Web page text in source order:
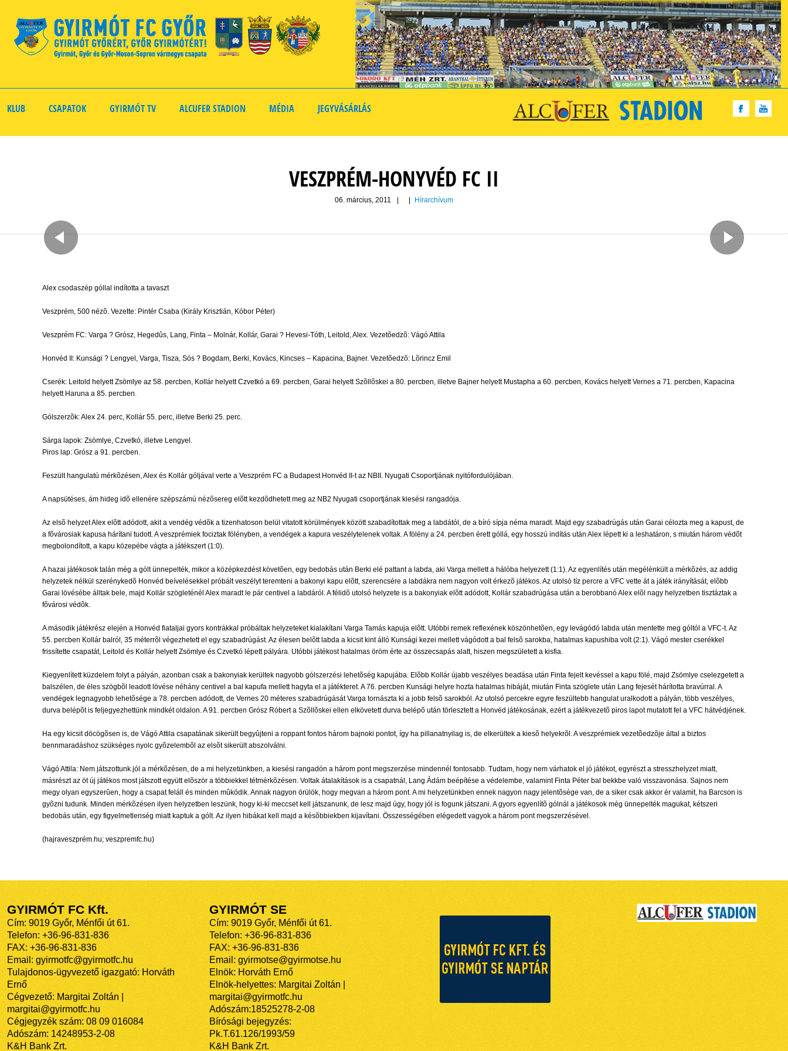
KLUB CSAPATOK GYIRMÓT TV ALCUFER STADION MÉDIA JEGYVÁSÁRLÁS
VESZPRÉM-HONYVÉD FC II
06. március, 2011 Hírarchívum
Alex csodaszép góllal indította a tavaszt
Veszprém, 500 nézõ. Vezette: Pintér Csaba (Király Krisztián, Kóbor Péter)
Veszprém FC: Varga ? Grósz, Hegedûs, Lang, Finta – Molnár, Kollár, Garai ? Hevesi-Tóth, Leitold, Alex. Vezetõedzõ: Vágó Attila
Honvéd II: Kunsági ? Lengyel, Varga, Tisza, Sós ? Bogdam, Berki, Kovács, Kincses – Kapacina, Bajner. Vezetõedzõ: Lõrincz Emil
Cserék: Leitold helyett Zsömlye az 58. percben, Kollár helyett Czvetkó a 69. percben, Garai helyett Szõllõskei a 80. percben, illetve Bajner helyett Mustapha a 60. percben, Kovács helyett Vernes a 71. percben, Kapacina
helyett Haruna a 85. percben.
Gólszerzõk: Alex 24. perc, Kollár 55. perc, illetve Berki 25. perc.
Sárga lapok: Zsömlye, Czvetkó, illetve Lengyel.
Piros lap: Grósz a 91. percben.
Feszült hangulatú mérkõzésen, Alex és Kollár góljával verte a Veszprém FC a Budapest Honvéd II-t az NBII. Nyugati Csoportjának nyitófordulójában.
A napsütéses, ám hideg idõ ellenére szépszámú nézõsereg elõtt kezdõdhetett meg az NB2 Nyugati csoportjának kiesési rangadója.
Az elsõ helyzet Alex elõtt adódott, akit a vendég védõk a tizenhatoson belül vitatott körülmények között szabadítottak meg a labdától, de a bíró sípja néma maradt. Majd egy szabadrúgás után Garai célozta meg a kapust, de
a fõvárosiak kapusa hárítani tudott. A veszprémiek fociztak fölényben, a vendégek a kapura veszélytelenek voltak. A fölény a 24. percben érett góllá, egy hosszú indítás után Alex lépett ki a leshatáron, s miután három védõt
megbolondított, a kapu közepébe vágta a játékszert (1:0).
A hazai játékosok talán még a gólt ünnepelték, mikor a középkezdést követõen, egy bedobás után Berki elé pattant a labda, aki Varga mellett a hálóba helyezett (1:1). Az egyenlítés után megélénkült a mérkõzés, az addig
helyzetek nélkül szerénykedõ Honvéd beívelésekkel próbált veszélyt teremteni a bakonyi kapu elõtt, szerencsére a labdákra nem nagyon volt érkezõ játékos. Az utolsó tíz percre a VFC vette át a játék irányítását, elõbb
Garai lövésébe álltak bele, majd Kollár szögleténél Alex maradt le pár centivel a labdáról. A félidõ utolsó helyzete is a bakonyiak elõtt adódott, Kollár szabadrúgása után a berobbanó Alex elõl nagy helyzetben tisztáztak a
fõvárosi védõk.
A második játékrész elején a Honvéd fiataljai gyors kontrákkal próbáltak helyzeteket kialakítani Varga Tamás kapuja elõtt. Utóbbi remek reflexének köszönhetõen, egy levágódó labda után mentette meg góltól a VFC-t. Az
55. percben Kollár balról, 35 méterrõl végezhetett el egy szabadrúgást. Az élesen belõtt labda a kicsit kint álló Kunsági kezei mellett vágódott a bal felsõ sarokba, hatalmas kapushiba volt (2:1). Vágó mester cserékkel
frissítette csapatát, Leitold és Kollár helyett Zsömlye és Czvetkó lépett pályára. Utóbbi játékost hatalmas öröm érte az összecsapás alatt, hiszen megszületett a kisfia.
Kiegyenlített küzdelem folyt a pályán, azonban csak a bakonyiak kerültek nagyobb gólszerzési lehetõség kapujába. Elõbb Kollár újabb veszélyes beadása után Finta fejelt kevéssel a kapu fölé, majd Zsömlye cselezgetett a
balszélen, de éles szögbõl leadott lövése néhány centivel a bal kapufa mellett hagyta el a játékteret. A 76. percben Kunsági helyre hozta hatalmas hibáját, miután Finta szöglete után Lang fejesét hárította bravúrral. A
vendégek legnagyobb lehetõsége a 78. percben adódott, de Vernes 20 méteres szabadrúgását Varga tornászta ki a jobb felsõ sarokból. Az utolsó percekre egyre feszültebb hangulat uralkodott a pályán, több veszélyes,
durva belépõt is feljegyezhettünk mindkét oldalon. A 91. percben Grósz Róbert a Szõllõskei ellen elkövetett durva belépõ után törlesztett a Honvéd játékosának, ezért a játékvezetõ piros lapot mutatott fel a VFC hátvédjének.
Ha egy kicsit döcögõsen is, de Vágó Attila csapatának sikerült begyûjteni a roppant fontos három bajnoki pontot, így ha pillanatnyilag is, de elkerültek a kiesõ helyekrõl. A veszprémiek vezetõedzõje által a biztos
bennmaradáshoz szükséges nyolc gyõzelembõl az elsõt sikerült abszolválni.
Vágó Attila: Nem játszottunk jól a mérkõzésen, de a mi helyzetünkben, a kiesési rangadón a három pont megszerzése mindennél fontosabb. Tudtam, hogy nem várhatok el jó játékot, egyrészt a stresszhelyzet miatt,
másrészt az öt új játékos most játszott együtt elõször a többiekkel tétmérkõzésen. Voltak átalakítások is a csapatnál, Lang Ádám beépítése a védelembe, valamint Finta Péter bal bekkbe való visszavonása. Sajnos nem
megy olyan egyszerûen, hogy a csapat feláll és minden mûködik. Annak nagyon örülök, hogy megvan a három pont. A mi helyzetünkben ennek nagyon nagy jelentõsége van, de a siker csak akkor ér valamit, ha Barcson is
gyõzni tudunk. Minden mérkõzésen ilyen helyzetben leszünk, hogy ki-ki meccset kell játszanunk, de lesz majd úgy, hogy jól is fogunk játszani. A gyors egyenlítõ gólnál a játékosok még ünnepelték magukat, kétszeri
bedobás után, egy figyelmetlenség miatt kaptuk a gólt. Az ilyen hibákat kell majd a késõbbiekben kijavítani. Összességében elégedett vagyok a három pont megszerzésével.
(hajraveszprém.hu; veszpremfc.hu)
GYIRMÓT FC Kft.
Cím: 9019 Győr, Ménfői út 61.
Telefon: +36-96-831-836
FAX: +36-96-831-836
Email: gyirmotfc@gyirmotfc.hu
Tulajdonos-ügyvezető igazgató: Horváth
Ernő
Cégvezető: Margitai Zoltán |
margitai@gyirmotfc.hu
Cégjegyzék szám: 08 09 016084
Adószám: 14248953-2-08
K&H Bank Zrt.
GYIRMÓT SE
Cím: 9019 Győr, Ménfői út 61.
Telefon: +36-96-831-836
FAX: +36-96-831-836
Email: gyirmotse@gyirmotse.hu
Elnök: Horváth Ernő
Elnök-helyettes: Margitai Zoltán |
margitai@gyirmotfc.hu
Adószám:18525278-2-08
Bírósági bejegyzés:
Pk.T.61.126/1993/59
K&H Bank Zrt.